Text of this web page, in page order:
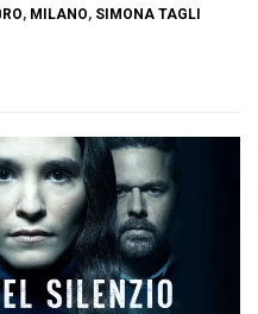
, MILANO, SIMONA TAGLI